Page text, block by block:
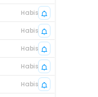
Habis
Habis
Habis
Habis
Habis